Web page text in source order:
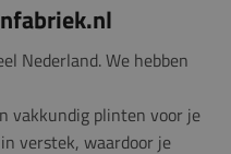
Nederland. We hebben
vakkundig plinten voor je
verstek, waardoor je